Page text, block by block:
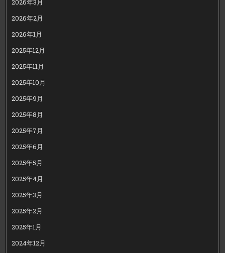
2026年3月
2026年2月
2026年1月
2025年12月
2025年11月
2025年10月
2025年9月
2025年8月
2025年7月
2025年6月
2025年5月
2025年4月
2025年3月
2025年2月
2025年1月
2024年12月